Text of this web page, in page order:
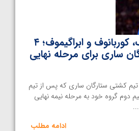
شیرائف، نایفونوف، کوربانوف و ابراگیموف؛ ۴
ساری برای مرحله نهایی
کشتی ستارگان ساری که پس از تیم
دوم گروه خود به مرحله نیمه نهایی
ادامه مطلب